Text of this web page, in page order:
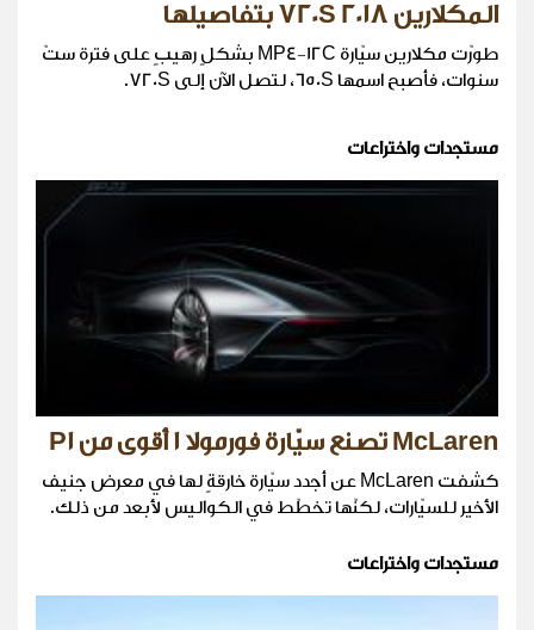
المكلارين 720S 2018 بتفاصيلها
طورّت مكلارين سيّارة MP4-12C بشكلٍ رهيبٍ على فترة ستّ
سنوات، فأصبح اسمها 650S، لتصل الآن إلى 720S.
مستجدات واختراعات
McLaren تصنع سيّارة فورمولا 1 أقوى من P1
كشفت McLaren عن أجدد سيّارة خارقةٍ لها في معرض جنيف
الأخير للسيّارات، لكنّها تخطّط في الكواليس لأبعد من ذلك.
مستجدات واختراعات